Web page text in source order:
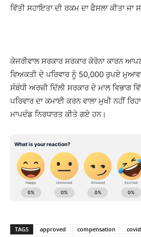
ਵਿੱਤੀ ਸਹਾਇਤਾ ਦੀ ਰਕਮ ਦਾ ਫੈਸਲਾ ਕੀਤਾ ਜਾ
ਕੇਜਰੀਵਾਲ ਸਰਕਾਰ ਸਰਕਾਰ ਕੋਰੋਨਾ ਕਾਰਨ
ਵਿਅਕਤੀ ਦੇ ਪਰਿਵਾਰ ਨੂੰ 50,000 ਰੁਪਏ
ਸੰਬੰਧੀ ਅਰਜ਼ੀ ਦਿੱਲੀ ਸਰਕਾਰ ਦੇ ਮਾਲ ਵਿਭਾਗ
ਪਰਿਵਾਰ ਦਾ ਕਮਾਈ ਕਰਨ ਵਾਲਾ ਮੁਖੀ ਨਹੀਂ
ਮਾਪਦੰਡ ਨਿਰਧਾਰਤ ਕੀਤੇ ਗਏ ਹਨ।
TAGS approved compensation